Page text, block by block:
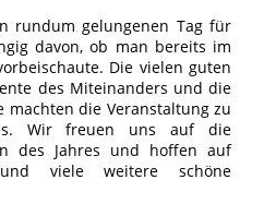
rundum gelungenen Tag für
davon, ob man bereits im
Die vielen guten
des Miteinanders und die
machten die Veranstaltung zu
Wir freuen uns auf die
des Jahres und hoffen auf
viele weitere schöne